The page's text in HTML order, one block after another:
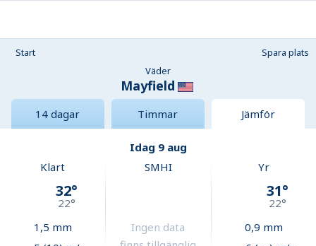
Start
Spara plats
Väder
Mayfield
14 dagar Timmar Jämför
Idag 9 aug
Klart
32°
22°
1,5 mm
SMHI
Ingen data
Yr
31°
22°
0,9 mm